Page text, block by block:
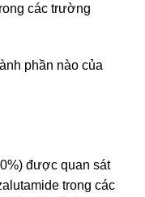
các trường
phần nào của
được quan sát
trong các